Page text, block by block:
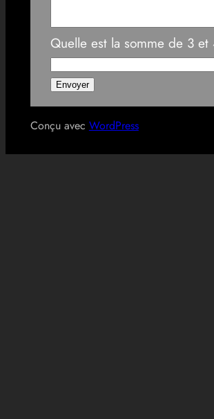
Quelle est la somme de 3 et
Conçu avec WordPress